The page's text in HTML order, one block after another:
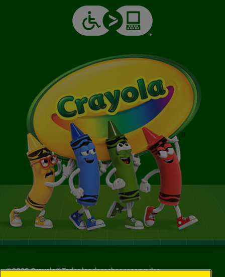
©2026Crayola® Todos los derechos reservados.